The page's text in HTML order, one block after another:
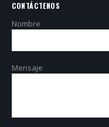
CONTÁCTENOS
Nombre
Mensaje